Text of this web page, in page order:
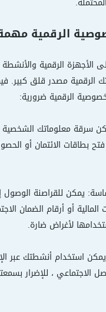
الرقمية
الأجهزة الرقمية والأنشطة
الرقمية مصدر قلق كبير.
الرقمية ضرورية:
سرقة معلوماتك
فتح بطاقات الائتمان أو
يمكن للقراصنة الوصول
المالية أو أرقام الضمان
لأغراض ضارة.
استخدام أنشطتك عبر
الاجتماعي ، للإضرار